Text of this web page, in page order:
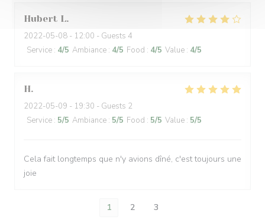
Hubert L
2022-05-08 - 12:00 - Guests 4
Service : 4/5 Ambiance : 4/5 Food : 4/5 Value : 4/5
H
2022-05-09 - 19:30 - Guests 2
Service : 5/5 Ambiance : 5/5 Food : 5/5 Value : 5/5
Cela fait longtemps que n'y avions dîné, c'est toujours une
joie
1 2 3